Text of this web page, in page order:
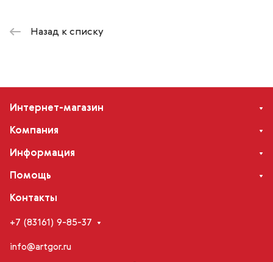
Назад к списку
Интернет-магазин
Компания
Информация
Помощь
Контакты
+7 (83161) 9-85-37
info@artgor.ru